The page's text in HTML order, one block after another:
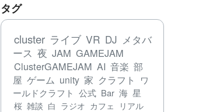
タグ
cluster ライブ VR DJ メタバ
ース 夜 JAM GAMEJAM
ClusterGAMEJAM AI 音楽 部
屋 ゲーム unity 家 クラフト
ワ
ールドクラフト 公式 Bar 海 星
桜 雑談 白 ラジオ カフェ
リアル